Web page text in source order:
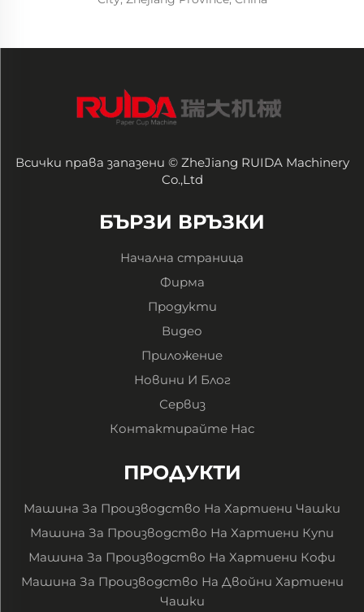
Всички права запазени © ZheJiang RUIDA Machinery
Co.,Ltd
БЪРЗИ ВРЪЗКИ
Начална страница
Фирма
Продукти
Видео
Приложение
Новини И Блог
Сервиз
Контактирайте Нас
ПРОДУКТИ
Машина За Производство На Хартиени Чашки
Машина За Производство На Хартиени Купи
Машина За Производство На Хартиени Кофи
Машина За Производство На Двойни Хартиени
Чашки